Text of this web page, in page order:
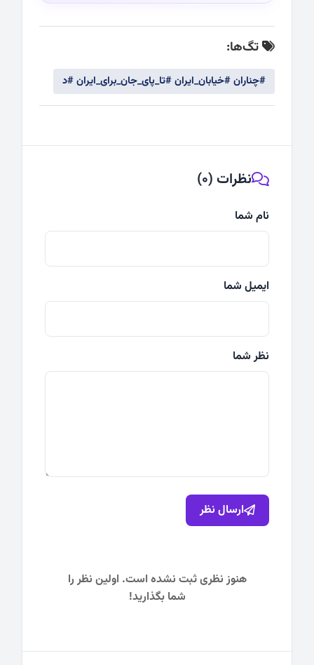
تگ‌ها:
#چناران #خیابان_ایران #تا_پای_جان_برای_ایران #د
نظرات (0)
نام شما
ایمیل شما
نظر شما
ارسال نظر
هنوز نظری ثبت نشده است. اولین نظر را
شما بگذارید!